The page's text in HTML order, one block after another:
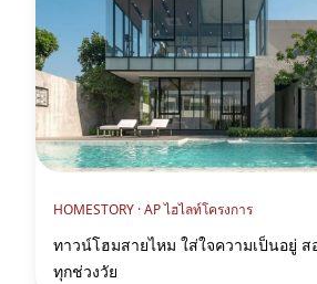
HOMESTORY ·AP ไฮไลท์โครงการ
ทาวน์โฮมสายไหม ใส่ใจความเป็นอยู่
ทุกช่วงวัย